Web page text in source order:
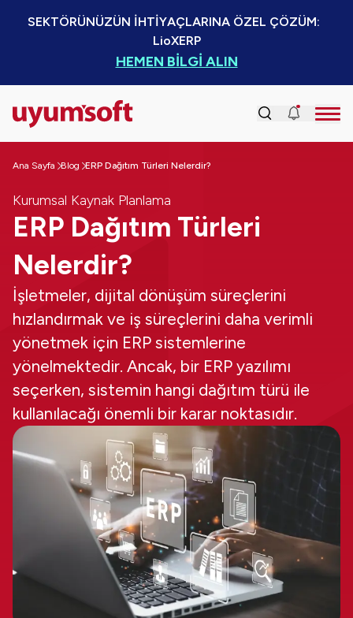
SEKTÖRÜNÜZÜN İHTİYAÇLARINA ÖZEL ÇÖZÜM:
LioXERP
HEMEN BİLGİ ALIN
Ana Sayfa Blog ERP Dağıtım Türleri Nelerdir?
Kurumsal Kaynak Planlama
ERP Dağıtım Türleri
Nelerdir?
İşletmeler, dijital dönüşüm süreçlerini
hızlandırmak ve iş süreçlerini daha verimli
yönetmek için ERP sistemlerine
yönelmektedir. Ancak, bir ERP yazılımı
seçerken, sistemin hangi dağıtım türü ile
kullanılacağı önemli bir karar noktasıdır.